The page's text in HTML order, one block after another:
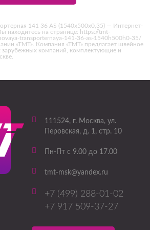
141 36 AS (1540х500х0,35) — Интернет-
находитесь на странице: https://tmt-
transporternaya-141-36-as-1540h500h0-35/
«ТМТ». Компания «ТМТ» предлагает швейное
зарубежных компаний, комплектующие и
111524, г. Москва, ул.
Перовская, д. 1, стр. 10
Пн-Пт с 9.00 до 17.00
tmt-msk@yandex.ru
+7 (499) 288-01-02
+7 917 509-37-27